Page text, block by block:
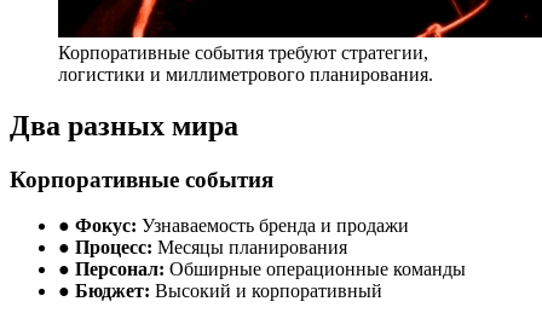
Корпоративные события требуют стратегии,
логистики и миллиметрового планирования.
Два разных мира
Корпоративные события
● Фокус: Узнаваемость бренда и продажи
● Процесс: Месяцы планирования
● Персонал: Обширные операционные команды
● Бюджет: Высокий и корпоративный